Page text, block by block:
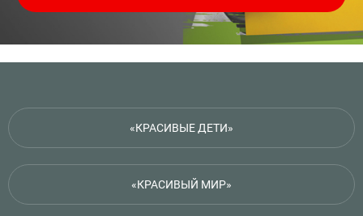
«КРАСИВЫЕ ДЕТИ»
«КРАСИВЫЙ МИР»